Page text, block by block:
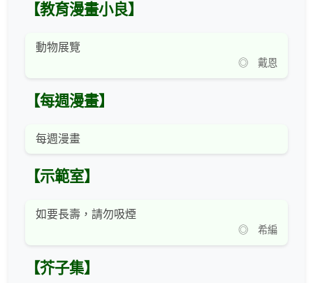
【教育漫畫小良】
動物展覽
◎ 戴恩
【每週漫畫】
每週漫畫
【示範室】
如要長壽，請勿吸煙
◎ 希編
【芥子集】